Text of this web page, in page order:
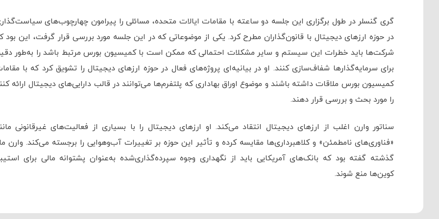
گری گنسلر در طول برگزاری این جلسه دو ساعته با مقامات ایالات متحده، مسائلی را پیرامون چهارچوب‌های
در حوزه ارزهای دیجیتال با قانون‌گذاران مطرح کرد. یکی از موضوعاتی که در این جلسه مورد بررسی قرار گرفت، این بود
شرکت‌ها باید خطرات این سیستم و سایر مشکلات احتمالی که ممکن است با کمیسیون بورس مرتبط باشد را به‌طور
برای سرمایه‌گذارها شفاف‌سازی کنند. او در بیانیه‌ای پروژه‌های فعال در حوزه ارزهای دیجیتال را تشویق کرد که با
کمیسیون بورس ملاقات داشته باشند و موضوع اوراق بهاداری که پلتفرم‌ها می‌توانند در قالب دارایی‌های دیجیتال ارائه
را مورد بحث و بررسی قرار دهند.
سناتور وارن اغلب از ارزهای دیجیتال انتقاد می‌کند. او ارزهای دیجیتال را با بسیاری از فعالیت‌های غیرقانونی
«فناوری‌های نامطمئن» و کلاهبرداری‌ها مقایسه کرده و تأثیر این حوزه بر تغییرات آب‌و‌هوایی را برجسته می‌کند. وارن
گذشته گفته بود که بانک‌های آمریکایی باید از نگهداری وجوه سپرده‌گذاری‌شده به‌‌عنوان پشتوانه مالی برای
کوین‌ها منع شوند.